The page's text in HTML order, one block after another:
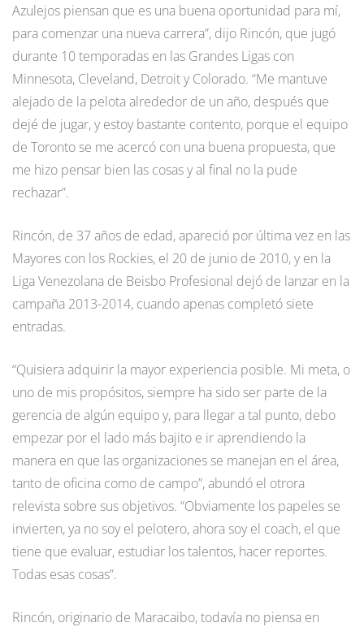
Azulejos piensan que es una buena oportunidad para mí,
para comenzar una nueva carrera”, dijo Rincón, que jugó
durante 10 temporadas en las Grandes Ligas con
Minnesota, Cleveland, Detroit y Colorado. “Me mantuve
alejado de la pelota alrededor de un año, después que
dejé de jugar, y estoy bastante contento, porque el equipo
de Toronto se me acercó con una buena propuesta, que
me hizo pensar bien las cosas y al final no la pude
rechazar”.
Rincón, de 37 años de edad, apareció por última vez en las
Mayores con los Rockies, el 20 de junio de 2010, y en la
Liga Venezolana de Beisbo Profesional dejó de lanzar en la
campaña 2013-2014, cuando apenas completó siete
entradas.
“Quisiera adquirir la mayor experiencia posible. Mi meta, o
uno de mis propósitos, siempre ha sido ser parte de la
gerencia de algún equipo y, para llegar a tal punto, debo
empezar por el lado más bajito e ir aprendiendo la
manera en que las organizaciones se manejan en el área,
tanto de oficina como de campo”, abundó el otrora
relevista sobre sus objetivos. “Obviamente los papeles se
invierten, ya no soy el pelotero, ahora soy el coach, el que
tiene que evaluar, estudiar los talentos, hacer reportes.
Todas esas cosas”.
Rincón, originario de Maracaibo, todavía no piensa en